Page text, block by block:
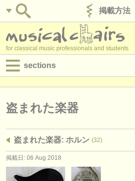
掲載方法
for classical music professionals and students
sections
求人情報 (演奏関係の職)
求人情報 (管理者関連の職)
degree courses
盗まれた楽器
盗まれた楽器: ホルン (32)
掲載日: 06 Aug 2018